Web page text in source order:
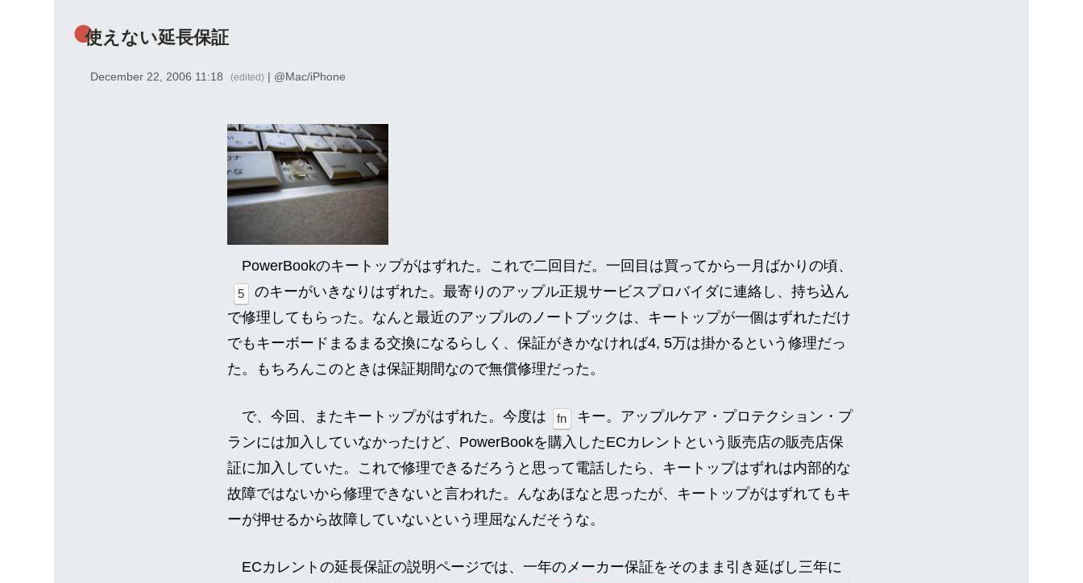
使えない延長保証
December 22, 2006 11:18 (edited) | @Mac/iPhone
PowerBookのキートップがはずれた。これで二回目だ。一回目は買ってから一月ばかりの頃、
5
のキーがいきなりはずれた。最寄りのアップル正規サービスプロバイダに連絡し、持ち込ん
で修理してもらった。なんと最近のアップルのノートブックは、キートップが一個はずれただけ
でもキーボードまるまる交換になるらしく、保証がきかなければ4, 5万は掛かるという修理だっ
た。もちろんこのときは保証期間なので無償修理だった。
で、今回、またキートップがはずれた。今度は fn
キー。アップルケア・プロテクション・プ
ランには加入していなかったけど、PowerBookを購入したECカレントという販売店の販売店保
証に加入していた。これで修理できるだろうと思って電話したら、キートップはずれは内部的な
故障ではないから修理できないと言われた。んなあほなと思ったが、キートップがはずれてもキ
ーが押せるから故障していないという理屈なんだそうな。
ECカレントの延長保証の説明ページでは、一年のメーカー保証をそのまま引き延ばし三年に